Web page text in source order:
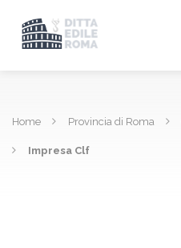
Home Provincia di Roma
Impresa Clf